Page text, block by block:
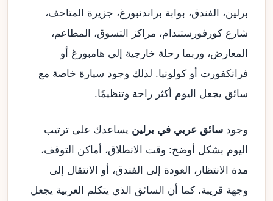
برلين، الفندق، بوابة براندنبورغ، جزيرة المتاحف،
شارع كورفورستندام، مراكز التسوق، المطاعم،
المعارض، وربما رحلة خارجية إلى هامبورغ أو
فرانكفورت أو كولونيا. لذلك وجود سيارة خاصة مع
سائق يجعل اليوم أكثر راحة وتنظيمًا.
وجود سائق عربي في برلين يساعدك على ترتيب
اليوم بشكل أوضح: وقت الانطلاق، أماكن التوقف،
مدة الانتظار، العودة إلى الفندق، أو الانتقال إلى
وجهة قريبة. كما أن السائق الذي يتكلم العربية يجعل